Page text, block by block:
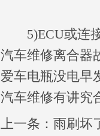
5)ECU或连
汽车维修离合器
爱车电瓶没电早
汽车维修有讲究
上一条： 雨刷坏